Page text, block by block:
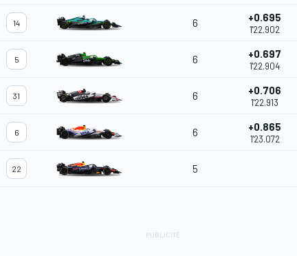
14 6 +0.695
1'22.902
5 6 +0.697
1'22.904
31 6 +0.706
1'22.913
6 6 +0.865
1'23.072
22 5